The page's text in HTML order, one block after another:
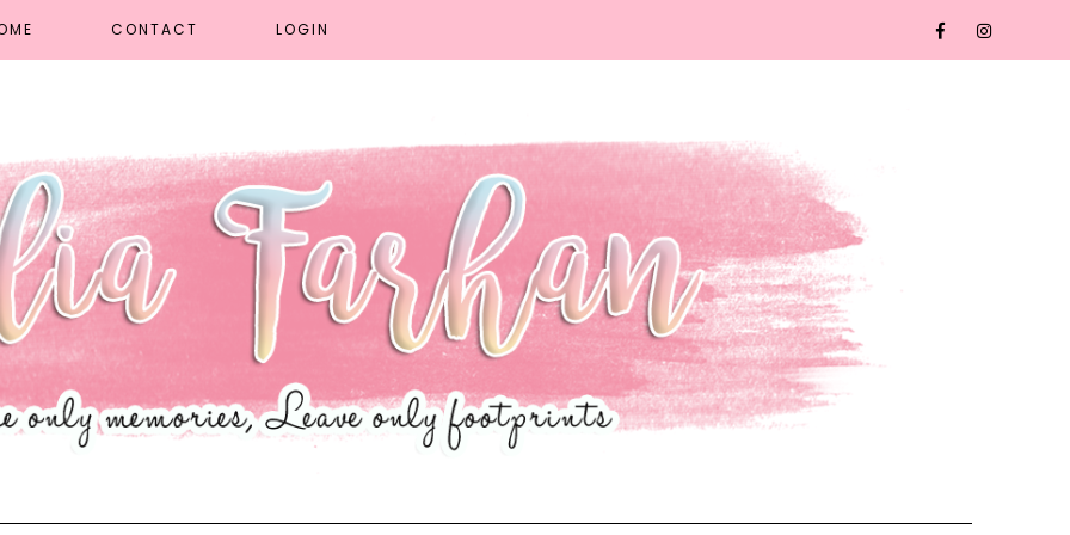
CONTACT LOGIN